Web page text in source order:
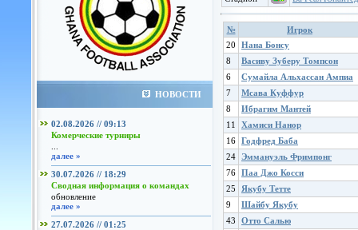
НОВОСТИ
02.08.2026 // 09:13
Комерческие турниры
далее »
30.07.2026 // 18:29
Сводная информация о командах
обновление
далее »
27.07.2026 // 01:25
№
Игрок
20
Нана Бонсу
8
Васиву Зуберу Томпсон
6
Сумайла Альхассан Ампиа
7
Мсава Куффур
8
Ибрагим Мантей
11
Хамиси Нанор
16 Годфред Баба
24 Эммануэль Фримпонг
76 Паа Джо Косси
25
Якубу Тетте
9
Шайбу Якубу
43
Отто Салью